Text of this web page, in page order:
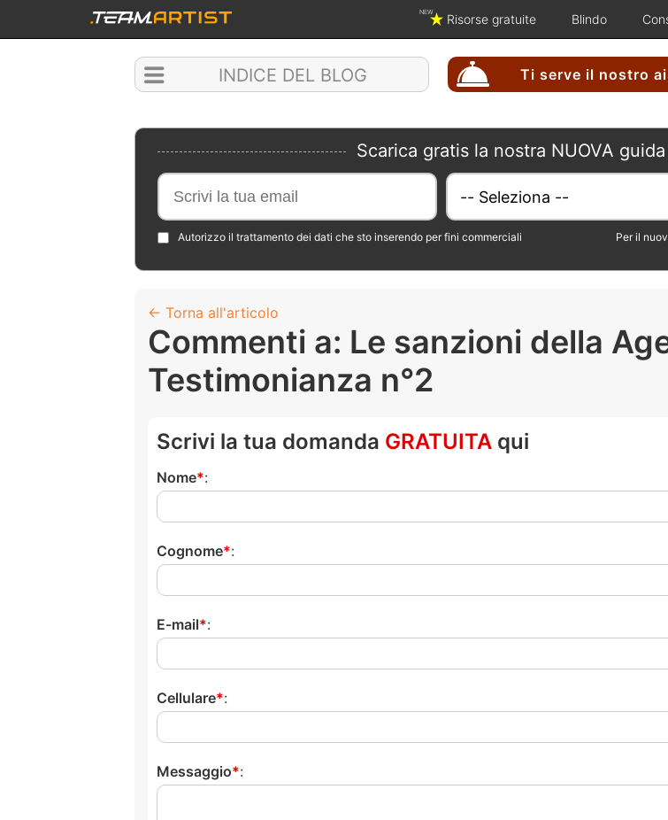
NEW Risorse gratuite Blindo
Ti serve il nostro
INDICE DEL BLOG
Scarica gratis la nostra NUOVA
Autorizzo il trattamento dei dati che sto inserendo per fini commerciali
Per il
← Torna all'articolo
Commenti a: Le sanzioni della
Testimonianza n°2
Scrivi la tua domanda GRATUITA qui
Nome :
Cognome :
E-mail :
Cellulare :
Messaggio :